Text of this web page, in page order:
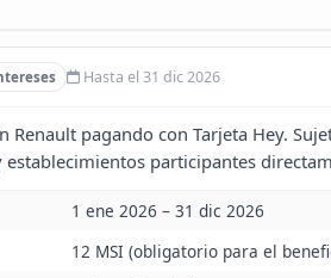
Hasta el 31 dic 2026
Renault pagando con Tarjeta Hey.
participantes
1 ene 2026 – 31 dic 2026
12 MSI (obligatorio para el